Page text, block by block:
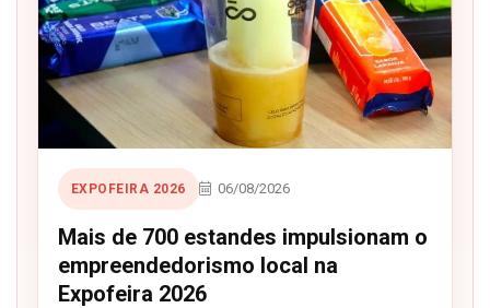
EXPOFEIRA 2026 06/08/2026
Mais de 700 estandes impulsionam o
empreendedorismo local na
Expofeira 2026